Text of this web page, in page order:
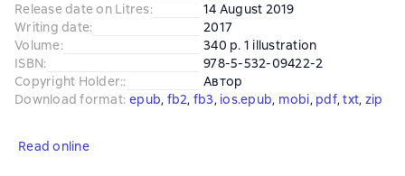
Release date on Litres:
14 August 2019
Writing date:
2017
Volume:
340 p. 1 illustration
ISBN:
978-5-532-09422-2
Copyright Holder::
Автор
Download format: epub, fb2, fb3, ios.epub, mobi, pdf, txt, zip
Read online